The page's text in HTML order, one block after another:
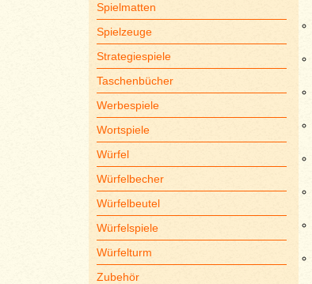
Spielmatten
Spielzeuge
Strategiespiele
Taschenbücher
Werbespiele
Wortspiele
Würfel
Würfelbecher
Würfelbeutel
Würfelspiele
Würfelturm
Zubehör